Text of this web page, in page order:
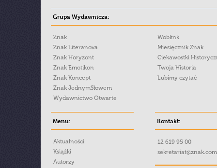
Grupa Wydawnicza:
Znak
Znak Literanova
Znak Horyzont
Znak Emotikon
Znak Koncept
Znak JednymSłowem
Wydawnictwo Otwarte
Woblink
Miesięcznik Znak
Ciekawostki
Twoja Historia
Lubimy czytać
Menu:
Aktualności
Książki
Autorzy
Kontakt:
12 619 95 00